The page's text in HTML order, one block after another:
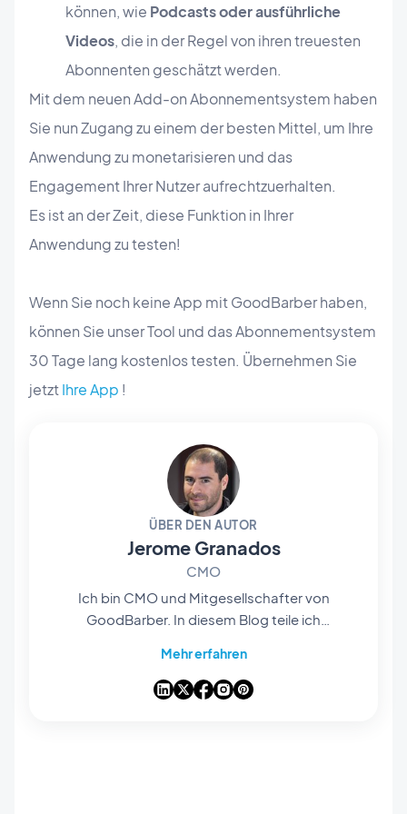
können, wie Podcasts oder ausführliche
Videos, die in der Regel von ihren treuesten
Abonnenten geschätzt werden.
Mit dem neuen Add-on Abonnementsystem haben
Sie nun Zugang zu einem der besten Mittel, um Ihre
Anwendung zu monetarisieren und das
Engagement Ihrer Nutzer aufrechtzuerhalten.
Es ist an der Zeit, diese Funktion in Ihrer
Anwendung zu testen!
Wenn Sie noch keine App mit GoodBarber haben,
können Sie unser Tool und das Abonnementsystem
30 Tage lang kostenlos testen. Übernehmen Sie
jetztIhre App !
ÜBER DEN AUTOR
Jerome Granados
CMO
Ich bin CMO und Mitgesellschafter von
GoodBarber. In diesem Blog teile ich
GoodBarber herausholen können, Analysen zu
den Trends, die die Mobile- und No-Code-Welt
Mehr erfahren